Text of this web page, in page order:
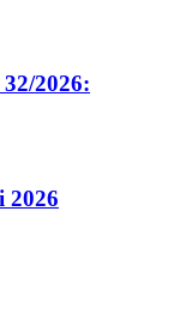
2026:
2026